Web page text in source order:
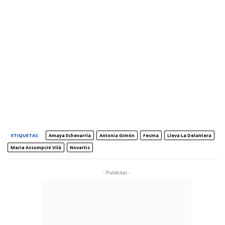
ETIQUETAS Amaya Echevarría Antonia Gimón Fecma
Lleva La Delantera
Maria Assumpció Vilà
Novartis
- Publicitat -